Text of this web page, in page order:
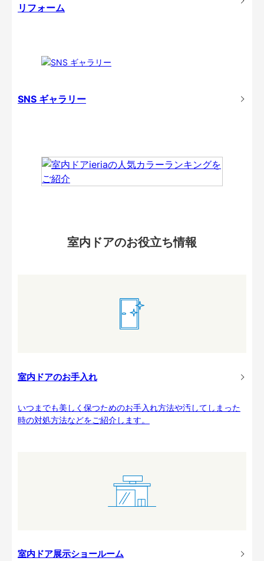
リフォーム
SNS ギャラリー
室内ドアのお役立ち情報
室内ドアのお手入れ
いつまでも美しく保つためのお手入れ方法や汚してしまった
時の対処方法などをご紹介します。
室内ドア展示ショールーム